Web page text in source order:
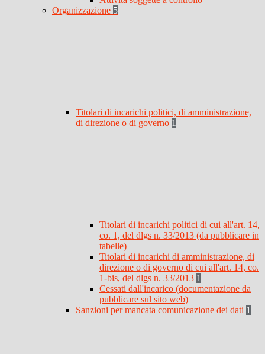
Organizzazione 5
Titolari di incarichi politici, di amministrazione,
di direzione o di governo 1
Titolari di incarichi politici di cui all'art. 14,
co. 1, del dlgs n. 33/2013 (da pubblicare in
tabelle)
Titolari di incarichi di amministrazione, di
direzione o di governo di cui all'art. 14, co.
1-bis, del dlgs n. 33/2013 1
Cessati dall'incarico (documentazione da
pubblicare sul sito web)
Sanzioni per mancata comunicazione dei dati 1